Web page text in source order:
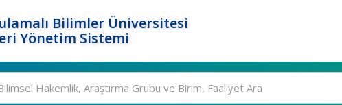
Bilimler Üniversitesi
Yönetim Sistemi